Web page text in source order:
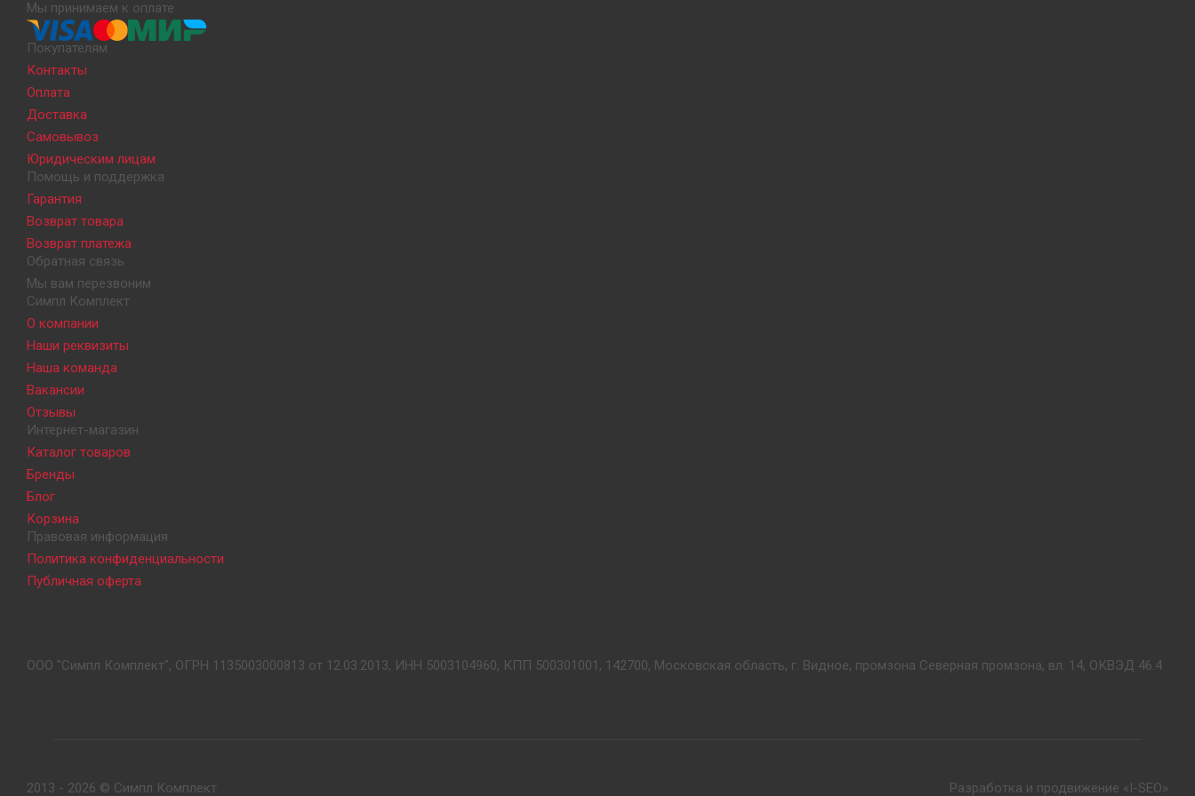
Мы принимаем к оплате
Покупателям
Контакты
Оплата
Доставка
Самовывоз
Юридическим лицам
Помощь и поддержка
Гарантия
Возврат товара
Возврат платежа
Обратная связь
Мы вам перезвоним
Симпл Комплект
О компании
Наши реквизиты
Наша команда
Вакансии
Отзывы
Интернет-магазин
Каталог товаров
Бренды
Блог
Корзина
Правовая информация
Политика конфиденциальности
Публичная оферта
ООО "Симпл Комплект", ОГРН 1135003000813 от 12.03.2013, ИНН 5003104960, КПП 500301001, 142700, Московская область, г. Видное, промзона Северная промзона, вл. 14, ОКВЭД 46.4
2013 - 2026 © Симпл Комплект Разработка и продвижение «I-SEO»